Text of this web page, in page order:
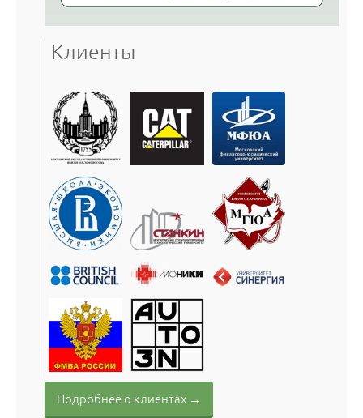
Клиенты
Подробнее о клиентах →